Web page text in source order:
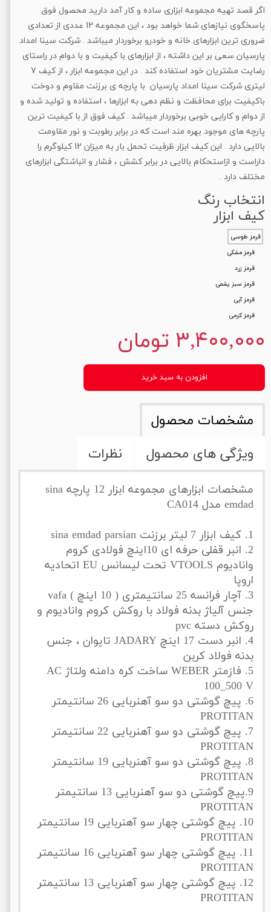
۳,۴۰۰,۰۰۰ تومان
اگر قصد تهیه مجموعه ابزاری ساده و کار آمد دارید محصول فوق
پاسخگوی نیازهای شما خواهد بود ، این مجموعه 12 عددی از تعدادی
ضروری ترین ابزارهای خانه و خودرو برخوردار میباشد . شرکت سینا امداد
پارسیان سعی بر این داشته ، از ابزارهای با کیفیت و با دوام در راستای
رضایت مشتریان خود استفاده کند . در این مجموعه ابزار ، از کیف 7
لیتری شرکت سینا امداد پارسیان با پارچه ی برزنت مقاوم و دوخت
باکیفیت برای محافظت و نظم دهی به ابزارها ، استفاده و تولید شده و
از دوام و کارایی خوبی برخوردار میباشد . کیف فوق از با کیفیت ترین
پارچه های موجود بهره مند است که در برابر رطوبت و نور مقاومت
بالایی دارد . این کیف ابزار ظرفیت تحمل بار به میزان 12 کیلوگرم را
داراست و ازاستحکام بالایی در برابر کشش ، فشار و انباشتگی ابزارهای
مختلف دارد .
انتخاب رنگ
کیف ابزار
قرمز طوسی
قرمز مشکی
قرمز زرد
قرمز سبز یشمی
قرمز آبی
قرمز کرمی
افزودن به سبد خرید
مشخصات محصول
ویژگی های محصول
نظرات
مشخصات ابزارهای مجموعه ابزار 12 پارچه sina
emdad مدل CA014
1. کیف ابزار 7 لیتر برزنت sina emdad parsian
2. انبر قفلی حرفه ای 10اینچ فولادی کروم
وانادیوم VTOOLS تحت لیسانس EU اتحادیه
اروپا
3. آچار فرانسه 25 سانتیمتری ( 10 اینچ ) vafa
جنس آلیاژ بدنه فولاد با روکش کروم وانادیوم و
روکش دسته pvc
4. انبر دست 17 اینچ JADARY تایوان ، جنس
بدنه فولاد کربن
5. فازمتر WEBER ساخت کره دامنه ولتاژ AC
100_500 V
6. پیچ گوشتی دو سو آهنربایی 26 سانتیمتر
PROTITAN
7. پیچ گوشتی دو سو آهنربایی 22 سانتیمتر
PROTITAN
8. پیچ گوشتی دو سو آهنربایی 19 سانتیمتر
PROTITAN
9.پیچ گوشتی دو سو آهنربایی 13 سانتیمتر
PROTITAN
10. پیچ گوشتی چهار سو آهنربایی 19 سانتیمتر
PROTITAN
11. پیچ گوشتی چهار سو آهنربایی 16 سانتیمتر
PROTITAN
12. پیچ گوشتی چهار سو آهنربایی 13 سانتیمتر
PROTITAN